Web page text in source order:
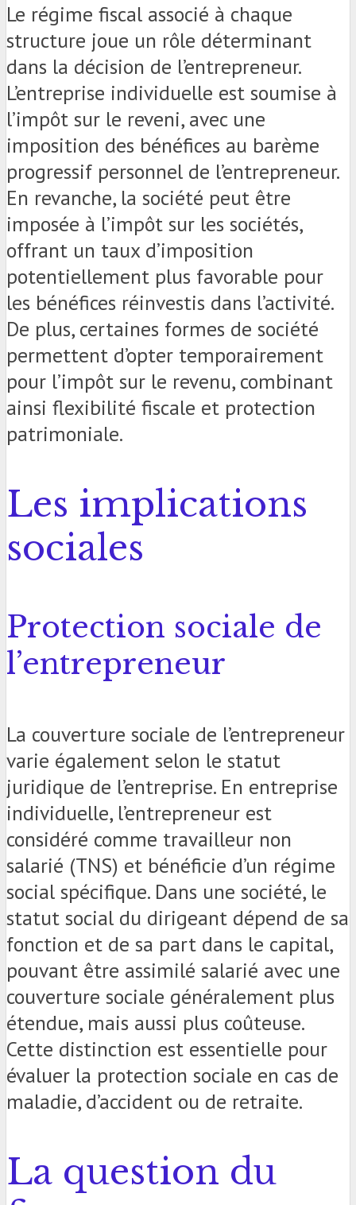
Le régime fiscal associé à chaque
structure joue un rôle déterminant
dans la décision de l’entrepreneur.
L’entreprise individuelle est soumise à
l’impôt sur le reveni, avec une
imposition des bénéfices au barème
progressif personnel de l’entrepreneur.
En revanche, la société peut être
imposée à l’impôt sur les sociétés,
offrant un taux d’imposition
potentiellement plus favorable pour
les bénéfices réinvestis dans l’activité.
De plus, certaines formes de société
permettent d’opter temporairement
pour l’impôt sur le revenu, combinant
ainsi flexibilité fiscale et protection
patrimoniale.
Les implications
sociales
Protection sociale de
l’entrepreneur
La couverture sociale de l’entrepreneur
varie également selon le statut
juridique de l’entreprise. En entreprise
individuelle, l’entrepreneur est
considéré comme travailleur non
salarié (TNS) et bénéficie d’un régime
social spécifique. Dans une société, le
statut social du dirigeant dépend de sa
fonction et de sa part dans le capital,
pouvant être assimilé salarié avec une
couverture sociale généralement plus
étendue, mais aussi plus coûteuse.
Cette distinction est essentielle pour
évaluer la protection sociale en cas de
maladie, d’accident ou de retraite.
La question du